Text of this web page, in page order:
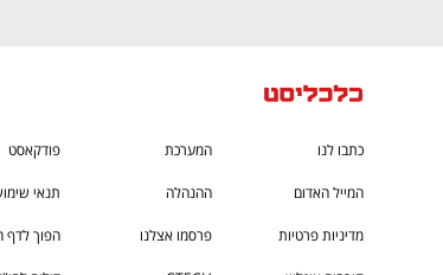
כתבו לנו המערכת פודקאסט
המייל האדום ההנהלה תנאי
מדיניות פרטיות פרסמו אצלנו הפוך לדף